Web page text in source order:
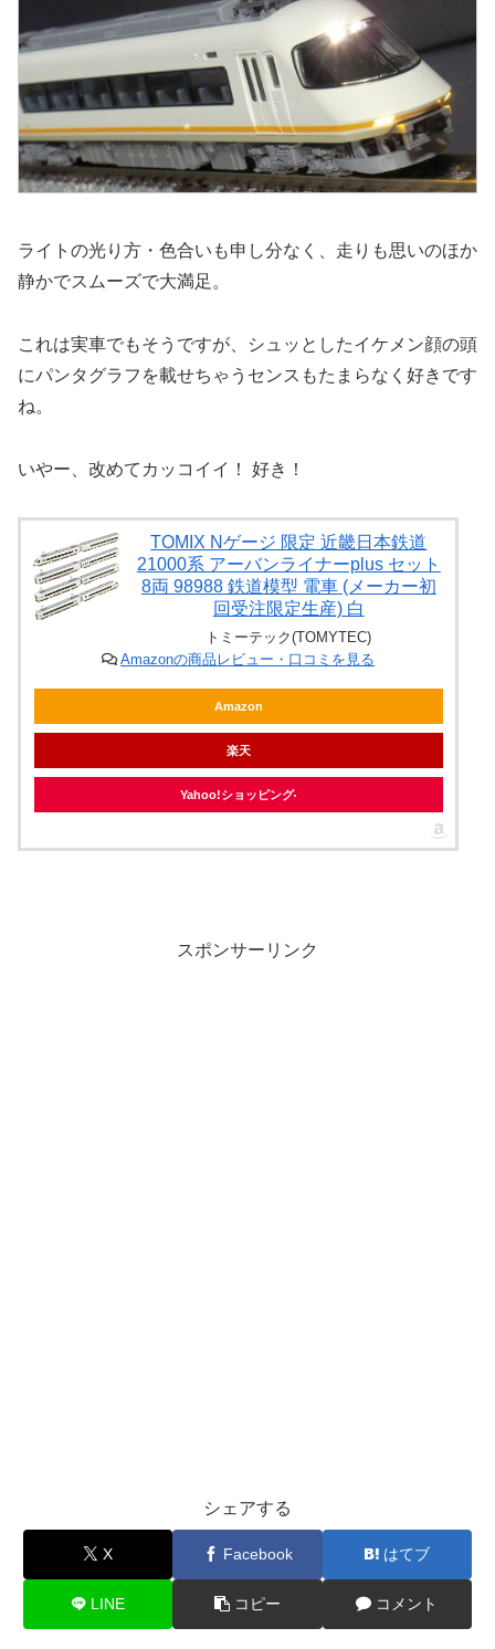
ライトの光り方・色合いも申し分なく、走りも思いのほか
静かでスムーズで大満足。
これは実車でもそうですが、シュッとしたイケメン顔の頭
にパンタグラフを載せちゃうセンスもたまらなく好きです
ね。
いやー、改めてカッコイイ！ 好き！
TOMIX Nゲージ 限定 近畿日本鉄道
21000系 アーバンライナーplus セット
8両 98988 鉄道模型 電車 (メーカー初
回受注限定生産) 白
トミーテック(TOMYTEC)
Amazonの商品レビュー・口コミを見る
Amazon
楽天
Yahoo!ショッピング
スポンサーリンク
シェアする
X Facebook はてブ
LINE コピー コメント